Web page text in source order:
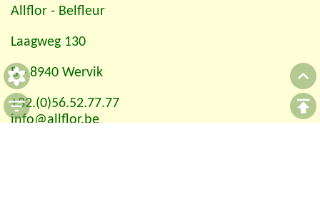
Allflor - Belfleur
Laagweg 130
B - 8940 Wervik
+32.(0)56.52.77.77
info@allflor.be